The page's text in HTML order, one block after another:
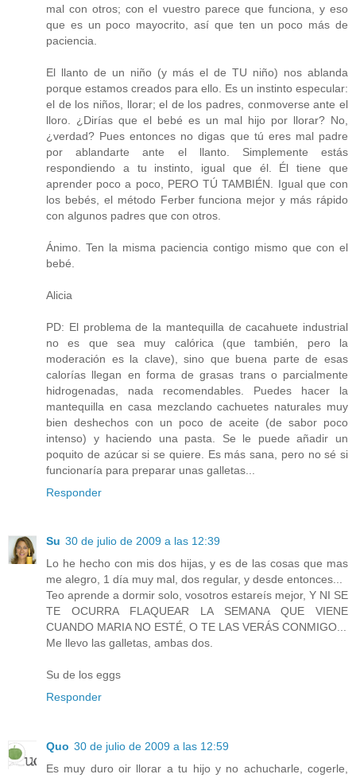
mal con otros; con el vuestro parece que funciona, y eso
que es un poco mayocrito, así que ten un poco más de
paciencia.
El llanto de un niño (y más el de TU niño) nos ablanda
porque estamos creados para ello. Es un instinto especular:
el de los niños, llorar; el de los padres, conmoverse ante el
lloro. ¿Dirías que el bebé es un mal hijo por llorar? No,
¿verdad? Pues entonces no digas que tú eres mal padre
por ablandarte ante el llanto. Simplemente estás
respondiendo a tu instinto, igual que él. Él tiene que
aprender poco a poco, PERO TÚ TAMBIÉN. Igual que con
los bebés, el método Ferber funciona mejor y más rápido
con algunos padres que con otros.
Ánimo. Ten la misma paciencia contigo mismo que con el
bebé.
Alicia
PD: El problema de la mantequilla de cacahuete industrial
no es que sea muy calórica (que también, pero la
moderación es la clave), sino que buena parte de esas
calorías llegan en forma de grasas trans o parcialmente
hidrogenadas, nada recomendables. Puedes hacer la
mantequilla en casa mezclando cachuetes naturales muy
bien deshechos con un poco de aceite (de sabor poco
intenso) y haciendo una pasta. Se le puede añadir un
poquito de azúcar si se quiere. Es más sana, pero no sé si
funcionaría para preparar unas galletas...
Responder
Su 30 de julio de 2009 a las 12:39
Lo he hecho con mis dos hijas, y es de las cosas que mas
me alegro, 1 día muy mal, dos regular, y desde entonces...
Teo aprende a dormir solo, vosotros estareís mejor, Y NI SE
TE OCURRA FLAQUEAR LA SEMANA QUE VIENE
CUANDO MARIA NO ESTÉ, O TE LAS VERÁS CONMIGO...
Me llevo las galletas, ambas dos.
Su de los eggs
Responder
Quo 30 de julio de 2009 a las 12:59
Es muy duro oir llorar a tu hijo y no achucharle, cogerle,